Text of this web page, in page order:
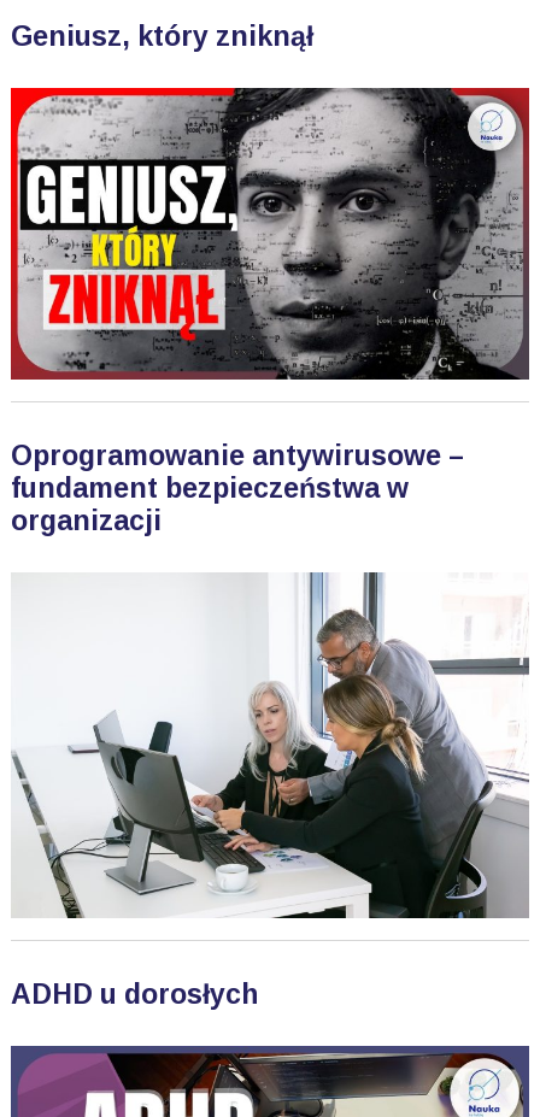
Geniusz, który zniknął
Oprogramowanie antywirusowe –
fundament bezpieczeństwa w
organizacji
ADHD u dorosłych